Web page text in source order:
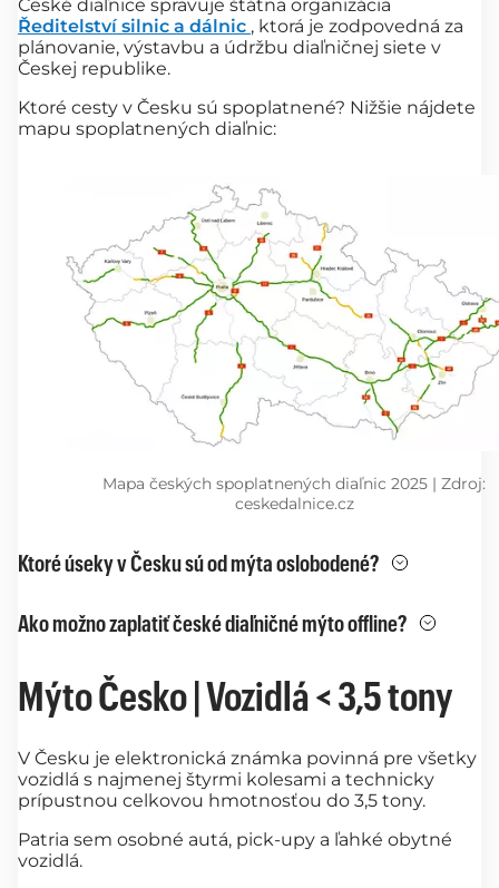
České diaľnice spravuje štátna organizácia
Ředitelství silnic a dálnic , ktorá je zodpovedná za
plánovanie, výstavbu a údržbu diaľničnej siete v
Českej republike.
Ktoré cesty v Česku sú spoplatnené? Nižšie nájdete
mapu spoplatnených diaľnic:
Mapa českých spoplatnených diaľnic 2025 | Zdroj:
ceskedalnice.cz
Ktoré úseky v Česku sú od mýta oslobodené?
Ako možno zaplatiť české diaľničné mýto offline?
Mýto Česko | Vozidlá < 3,5 tony
V Česku je elektronická známka povinná pre všetky
vozidlá s najmenej štyrmi kolesami a technicky
prípustnou celkovou hmotnosťou do 3,5 tony.
Patria sem osobné autá, pick-upy a ľahké obytné
vozidlá.